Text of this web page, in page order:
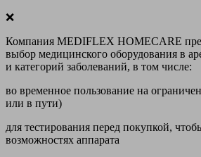
❌
Компания MEDIFLEX HOMECARE
выбор медицинского оборудования в
и категорий заболеваний, в том числе:
во временное пользование на
или в пути)
для тестирования перед покупкой,
возможностях аппарата